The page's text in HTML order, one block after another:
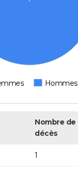
Hommes
Nombre de
décès
1